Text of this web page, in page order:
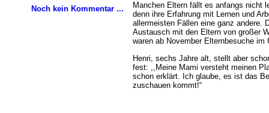
Noch kein Kommentar ...
Manchen Eltern fällt es anfangs nicht
denn ihre Erfahrung mit Lernen und
allermeisten Fällen eine ganz andere.
Austausch mit den Eltern von großer
waren ab November Elternbesuche im
Henri, sechs Jahre alt, stellt aber
fest: ,,Meine Mami versteht meinen
schon erklärt. Ich glaube, es ist das
zuschauen kommt!“